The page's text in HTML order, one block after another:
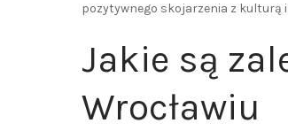
pozytywnego skojarzenia z kulturą
Jakie są
Wrocławiu